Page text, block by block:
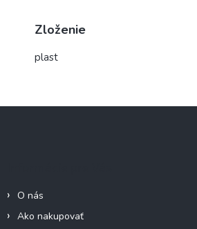
Zloženie
plast
O nás
Ako nakupovať